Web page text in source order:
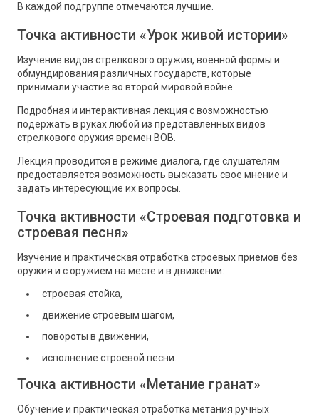
В каждой подгруппе отмечаются лучшие.
Точка активности «Урок живой истории»
Изучение видов стрелкового оружия, военной формы и
обмундирования различных государств, которые
принимали участие во второй мировой войне.
Подробная и интерактивная лекция с возможностью
подержать в руках любой из представленных видов
стрелкового оружия времен ВОВ.
Лекция проводится в режиме диалога, где слушателям
предоставляется возможность высказать свое мнение и
задать интересующие их вопросы.
Точка активности «Строевая подготовка и
строевая песня»
Изучение и практическая отработка строевых приемов без
оружия и с оружием на месте и в движении:
строевая стойка,
движение строевым шагом,
повороты в движении,
исполнение строевой песни.
Точка активности «Метание гранат»
Обучение и практическая отработка метания ручных